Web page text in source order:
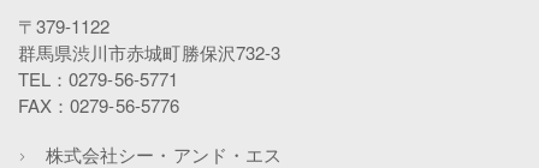
〒379-1122
群馬県渋川市赤城町勝保沢732-3
TEL：0279-56-5771
FAX：0279-56-5776
株式会社シー・アンド・エス